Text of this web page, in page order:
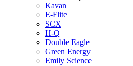
Kavan
E-Flite
SCX
H-Q
Double Eagle
Green Energy
Emily Science